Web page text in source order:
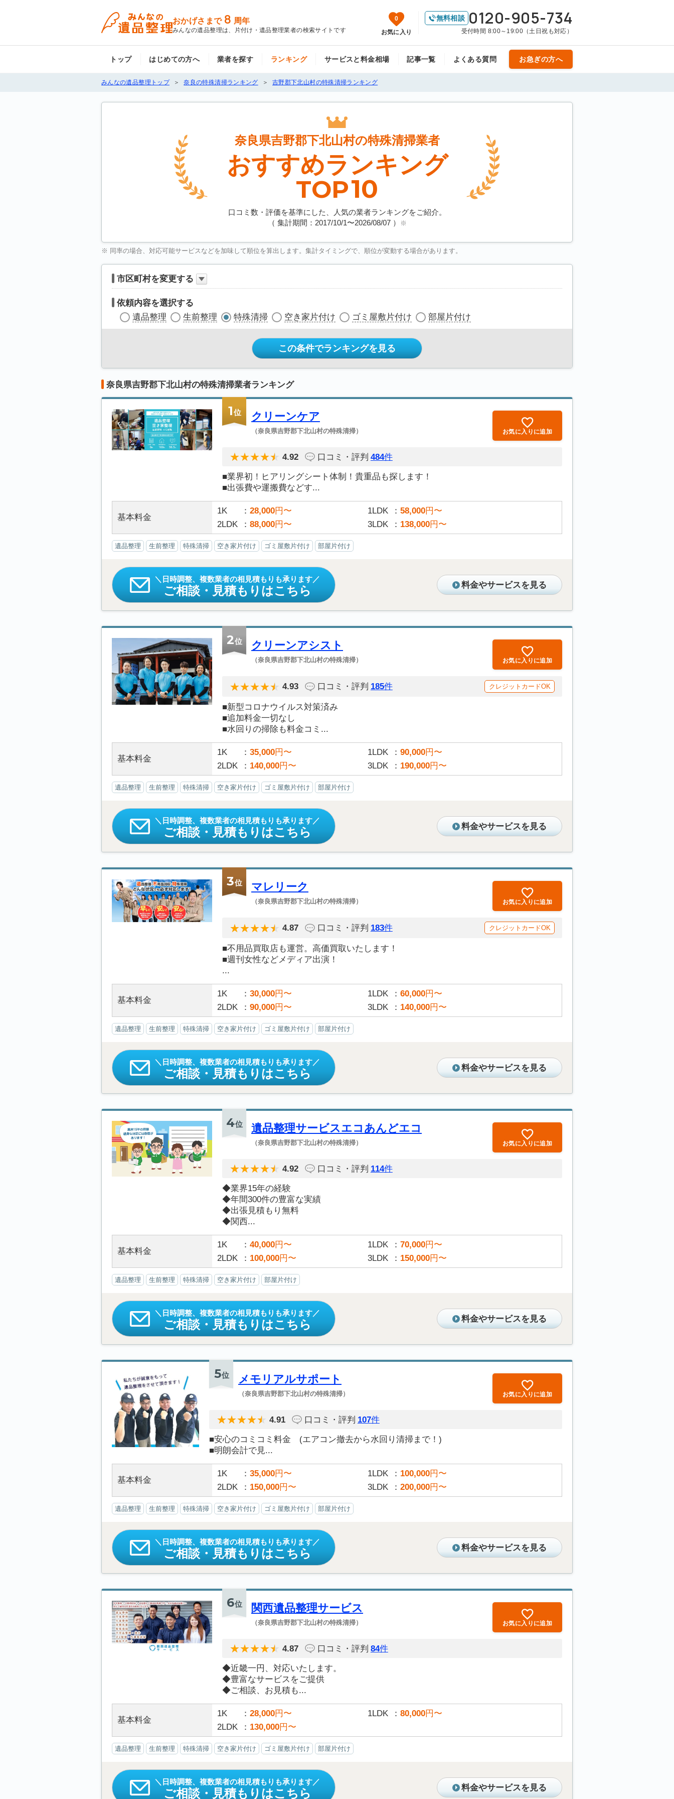
おかげさまで 8 周年
みんなの遺品整理は、片付け・遺品整理業者の検索サイトです
0
お気に入り
無料相談 0120-905-734
受付時間 8:00～19:00（土日祝も対応）
トップ はじめての方へ 業者を探す ランキング サービスと料金相場 記事一覧 よくある質問 お急ぎの方へ
みんなの遺品整理トップ 奈良の特殊清掃ランキング 吉野郡下北山村の特殊清掃ランキング
奈良県吉野郡下北山村の特殊清掃業者
おすすめランキング
TOP10
口コミ数・評価を基準にした、人気の業者ランキングをご紹介。
（ 集計期間：2017/10/1〜2026/08/07） ※
※ 同率の場合、対応可能サービスなどを加味して順位を算出します。集計タイミングで、順位が変動する場合があります。
市区町村を変更する
依頼内容を選択する
遺品整理
生前整理 特殊清掃 空き家片付け ゴミ屋敷片付け 部屋片付け
この条件でランキングを見る
奈良県吉野郡下北山村の特殊清掃業者ランキング
1位 クリーンケア
（奈良県吉野郡下北山村の特殊清掃） お気に入りに追加
4.92 口コミ・評判 484件
■業界初！ヒアリングシート体制！貴重品も探します！
■出張費や運搬費などす...
基本料金
1K 28,000円〜 1LDK 58,000円〜
2LDK
88,000円〜 3LDK 138,000円〜
遺品整理 生前整理 特殊清掃 空き家片付け ゴミ屋敷片付け 部屋片付け
日時調整、複数業者の相見積もりも承ります
ご相談・見積もりはこちら 料金やサービスを見る
2位 クリーンアシスト
（奈良県吉野郡下北山村の特殊清掃） お気に入りに追加
4.93 口コミ・評判 185件 クレジットカードOK
■新型コロナウイルス対策済み
■追加料金一切なし
■水回りの掃除も料金コミ...
基本料金
1K 35,000円〜 1LDK 90,000円〜
2LDK
140,000円〜 3LDK 190,000円〜
遺品整理 生前整理 特殊清掃 空き家片付け ゴミ屋敷片付け 部屋片付け
日時調整、複数業者の相見積もりも承ります
ご相談・見積もりはこちら 料金やサービスを見る
3位 マレリーク
（奈良県吉野郡下北山村の特殊清掃） お気に入りに追加
4.87 口コミ・評判 183件 クレジットカードOK
■不用品買取店も運営。高価買取いたします！
■週刊女性などメディア出演！
...
基本料金
1K 30,000円〜 1LDK 60,000円〜
2LDK
90,000円〜 3LDK 140,000円〜
遺品整理 生前整理 特殊清掃 空き家片付け ゴミ屋敷片付け 部屋片付け
日時調整、複数業者の相見積もりも承ります
ご相談・見積もりはこちら 料金やサービスを見る
4位 遺品整理サービスエコあんどエコ
（奈良県吉野郡下北山村の特殊清掃） お気に入りに追加
4.92 口コミ・評判 114件
◆業界15年の経験
◆年間300件の豊富な実績
◆出張見積もり無料
◆関西...
基本料金
1K 40,000円〜 1LDK 70,000円〜
2LDK
100,000円〜 3LDK 150,000円〜
遺品整理 生前整理 特殊清掃 空き家片付け 部屋片付け
日時調整、複数業者の相見積もりも承ります
ご相談・見積もりはこちら 料金やサービスを見る
5位 メモリアルサポート
（奈良県吉野郡下北山村の特殊清掃） お気に入りに追加
4.91 口コミ・評判 107件
■安心のコミコミ料金 (エアコン撤去から水回り清掃まで！)
■明朗会計で見...
基本料金
1K 35,000円〜 1LDK 100,000円〜
2LDK
150,000円〜 3LDK 200,000円〜
遺品整理 生前整理 特殊清掃 空き家片付け ゴミ屋敷片付け 部屋片付け
日時調整、複数業者の相見積もりも承ります
ご相談・見積もりはこちら 料金やサービスを見る
6位 関西遺品整理サービス
（奈良県吉野郡下北山村の特殊清掃） お気に入りに追加
4.87 口コミ・評判 84件
◆近畿一円、対応いたします。
◆豊富なサービスをご提供
◆ご相談、お見積も...
基本料金
1K 28,000円〜 1LDK 80,000円〜
2LDK
130,000円〜
遺品整理 生前整理 特殊清掃 空き家片付け ゴミ屋敷片付け 部屋片付け
日時調整、複数業者の相見積もりも承ります
ご相談・見積もりはこちら 料金やサービスを見る